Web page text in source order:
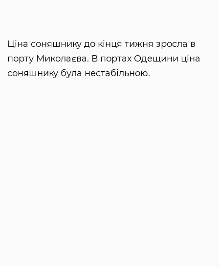
Ціна соняшнику до кінця тижня зросла в
порту Миколаєва. В портах Одещини ціна
соняшнику була нестабільною.